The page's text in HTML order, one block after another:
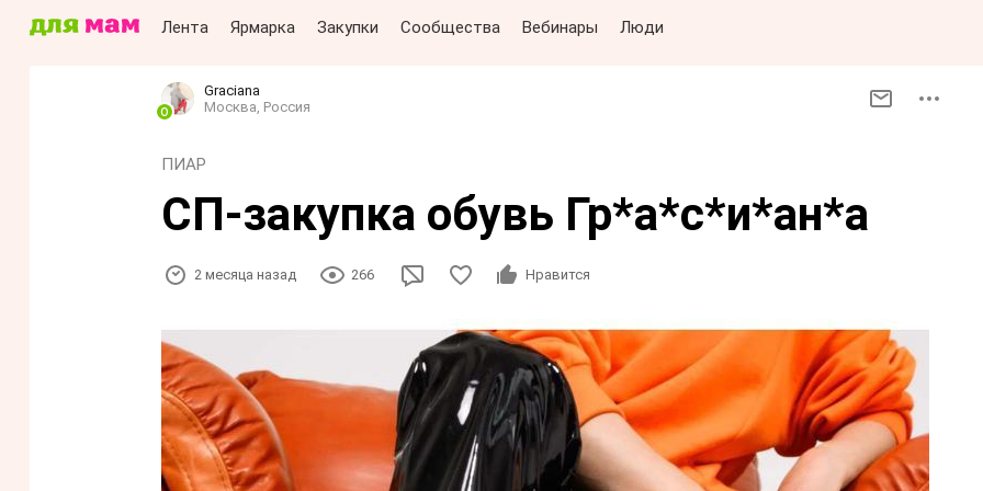
Лента Ярмарка Закупки Сообщества Вебинары Люди
Grаciаnа
Москва, Россия
ПИАР
СП-закупка обувь Гр*а*с*и*ан*а
2 месяца назад 266 Нравится